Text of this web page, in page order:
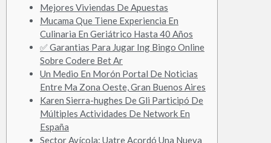
Mejores Viviendas De Apuestas
Mucama Que Tiene Experiencia En
Culinaria En Geriátrico Hasta 40 Años
✅ Garantias Para Jugar Ing Bingo Online
Sobre Codere Bet Ar
Un Medio En Morón Portal De Noticias
Entre Ma Zona Oeste, Gran Buenos Aires
Karen Sierra-hughes De Gli Participó De
Múltiples Actividades De Network En
España
Sector Avícola: Uatre Acordó Una Nueva